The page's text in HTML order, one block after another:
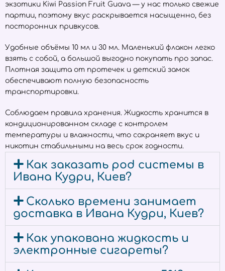
экзотики Kiwi Passion Fruit Guava — у нас только свежие
партии, поэтому вкус раскрывается насыщенно, без
посторонних привкусов.
Удобные объёмы 10 мл и 30 мл. Маленький флакон легко
взять с собой, а большой выгодно покупать про запас.
Плотная защита от протечек и детский замок
обеспечивают полную безопасность
транспортировки.
Соблюдаем правила хранения. Жидкость хранится в
кондиционированном складе с контролем
температуры и влажности, что сохраняет вкус и
никотин стабильными на весь срок годности.
Как заказать pod системы в
Ивана Кудри, Киев?
Сколько времени занимает
доставка в Ивана Кудри, Киев?
Как упакована жидкость и
электронные сигареты?